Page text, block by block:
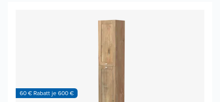
60 € Rabatt je 600 €